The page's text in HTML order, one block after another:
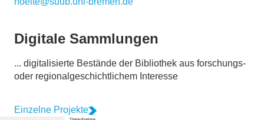
Digitale Sammlungen
... digitalisierte Bestände der Bibliothek aus forschungs-
oder regionalgeschichtlichem Interesse
Einzelne Projekte